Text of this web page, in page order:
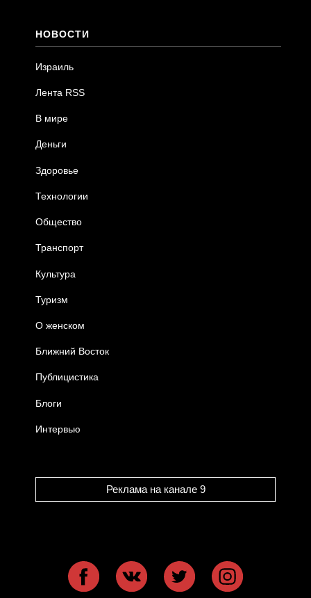
НОВОСТИ
Израиль
Лента RSS
В мире
Деньги
Здоровье
Технологии
Общество
Транспорт
Культура
Туризм
О женском
Ближний Восток
Публицистика
Блоги
Интервью
Реклама на канале 9